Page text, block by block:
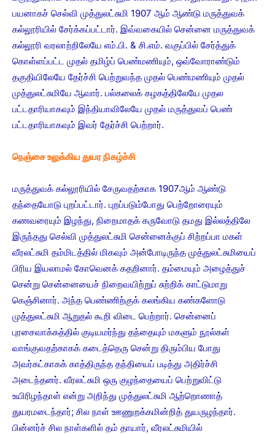
பயனாகச் செல்வி முத்துலட்சுமி 1907 ஆம் ஆண்டு மருத்துவக்
கல்லூரியில் சேர்க்கப்பட்டார். இவ்வகையில் சென்னை மருத்துவக்
கல்லூரி வரலாற்றிலேயே எம்.பி. & சி.எம். வகுப்பில் சேர்த்துக்
கொள்ளப்பட்ட முதல் தமிழ்ப் பெண்மணியும், ஒவ்வோராண்டும்
தகுதியிலேயே தேர்ச்சி பெற்றுவந்த முதல் பெண்மணியும் முதல்
முத்துலட்சுமியே ஆவார். பல்கலைக் கழகத்திலேயே முதல
பட்டதாரியாகவும் இந்தியாவிலேயே முதல் மருத்துவப் பெண்
பட்டதாரியாகவும் இவர் தேர்ச்சி பெற்றார்.
நெஞ்சை உலுக்கிய துயர நிகழ்ச்சி
மருத்துவக் கல்லூரியில் சேருவதற்காக 1907ஆம் ஆண்டு
தந்தையோடு புறப்பட்டார். புறப்படும்போது பெற்றோரையும்
கணவரையும் இழந்து, நிறைமாதக் கருவோடு தமது இல்லத்திலே
இருந்தது செல்வி முத்துலட்சுமி சென்னைக்குப் சிற்றப்பா மகள்
வீரலட்சுமி தம்மிடத்தில் மிகவும் அன்போடிருந்த முத்துலட்சுமியைப்
பிரிய இயலாமல் கோவெனக் கதறினார். தம்மையும் அழைத்துச்
சென்று சென்னையைச் நிறைவயிற்றுப் சுற்றிக் காட்டுமாறு
கெஞ்சினார். அந்த பெண்ணிற்குக் கலங்கிய கண்களோடு
முத்துலட்சுமி ஆறுதல் கூறி விடை பெற்றார். சென்னைப்
புரசைவாக்கத்தில் குடியமர்ந்து தந்தையும் மகளும் நூல்கள்
வாங்குவதற்காகக் கடைத்தெரு சென்று திரும்பிய போது
அவர்கட்காகக் காத்திருந்த தந்தியைப் படித்து அதிர்ச்சி
அடைந்தனர். வீரலட்சுமி ஒரு குழந்தையைப் பெற்றுவிட்டு
உயிரிழந்தாள் என்று அறிந்து முத்துலட்சுமி ஆற்றொணாத்
துயரமடைந்தார்; சில நாள் ஊணுறக்கமின்றித் துயருழந்தார்.
பின்னர்ச் சில நாள்களில் தம் தாயார், வீரலட்சுமியில்